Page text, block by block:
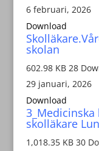
6 februari, 2026
Download
skolan
602.98 KB 28
29 januari, 2026
Download
skolläkare
1,018.35 KB 30